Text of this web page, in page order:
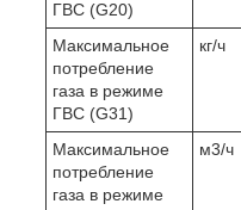
ГВС (G20)
Максимальное
потребление
газа в режиме
ГВС (G31)
кг/ч
Максимальное
потребление
газа в режиме
м3/ч